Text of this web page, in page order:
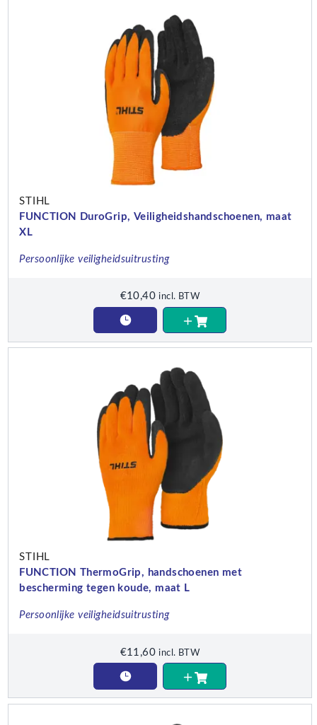
STIHL
FUNCTION DuroGrip, Veiligheidshandschoenen, maat
XL
Persoonlijke veiligheidsuitrusting
€10,40 incl. BTW
STIHL
FUNCTION ThermoGrip, handschoenen met
bescherming tegen koude, maat L
Persoonlijke veiligheidsuitrusting
€11,60 incl. BTW